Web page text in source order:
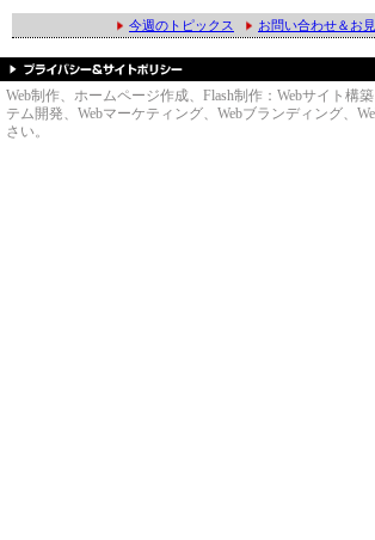
今週のトピックス お問い合わせ＆お
Web制作、ホームページ作成、Flash制作：Webサイト
テム開発、Webマーケティング、Webブランディング、
さい。